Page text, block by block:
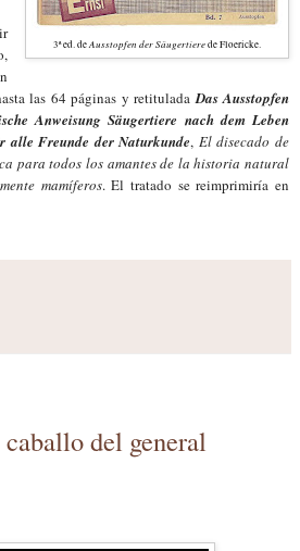
3ª ed. deAusstopfen der Säugertierede Floericke.
las 64 páginas y retituladaDas Ausstopfen
Anweisung Säugertiere nach dem Leben
alle Freunde der Naturkunde, El disecado de
para todos los amantes de la historia natural
mamíferos. El tratado se reimprimiría en
del general